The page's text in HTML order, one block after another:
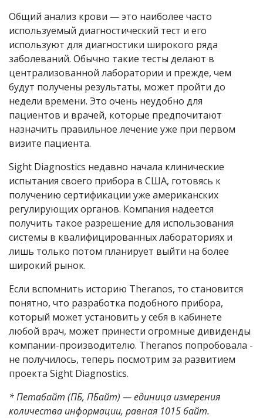
Общий анализ крови — это наиболее часто
используемый диагностический тест и его
используют для диагностики широкого ряда
заболеваний. Обычно такие тесты делают в
централизованной лаборатории и прежде, чем
будут получены результаты, может пройти до
недели времени. Это очень неудобно для
пациентов и врачей, которые предпочитают
назначить правильное лечение уже при первом
визите пациента.
Sight Diagnostics недавно начала клинические
испытания своего прибора в США, готовясь к
получению сертификации уже американских
регулирующих органов. Компания надеется
получить такое разрешение для использования
системы в квалифицированных лабораториях и
лишь только потом планирует выйти на более
широкий рынок.
Если вспомнить историю Theranos, то становится
понятно, что разработка подобного прибора,
который может установить у себя в кабинете
любой врач, может принести огромные дивиденды
компании-производителю. Theranos попробовала -
не получилось, теперь посмотрим за развитием
проекта Sight Diagnostics.
* Петабайт (ПБ, ПБайт) — единица измерения
количества информации, равная 1015 байт.